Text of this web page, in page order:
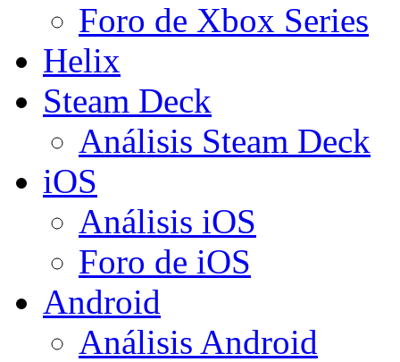
Foro de Xbox Series
Helix
Steam Deck
Análisis Steam Deck
iOS
Análisis iOS
Foro de iOS
Android
Análisis Android